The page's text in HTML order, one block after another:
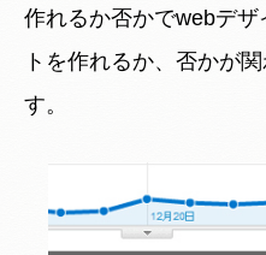
作れるか否かでwebデ
トを作れるか、否かが
す。